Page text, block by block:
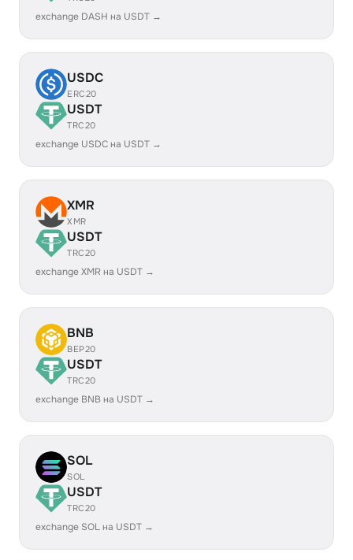
exchange DASH на USDT →
USDC
ERC20
USDT
TRC20
exchange USDC на USDT →
XMR
XMR
USDT
TRC20
exchange XMR на USDT →
BNB
BEP20
USDT
TRC20
exchange BNB на USDT →
SOL
SOL
USDT
TRC20
exchange SOL на USDT →